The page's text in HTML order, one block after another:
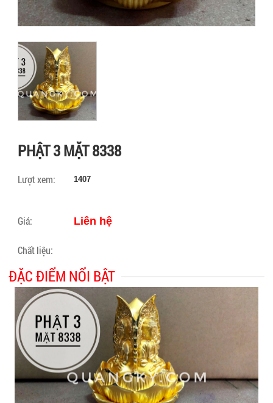
PHẬT 3 MẶT 8338
Lượt xem: 1407
Giá: Liên hệ
Chất liệu:
ĐẶC ĐIỂM NỔI BẬT